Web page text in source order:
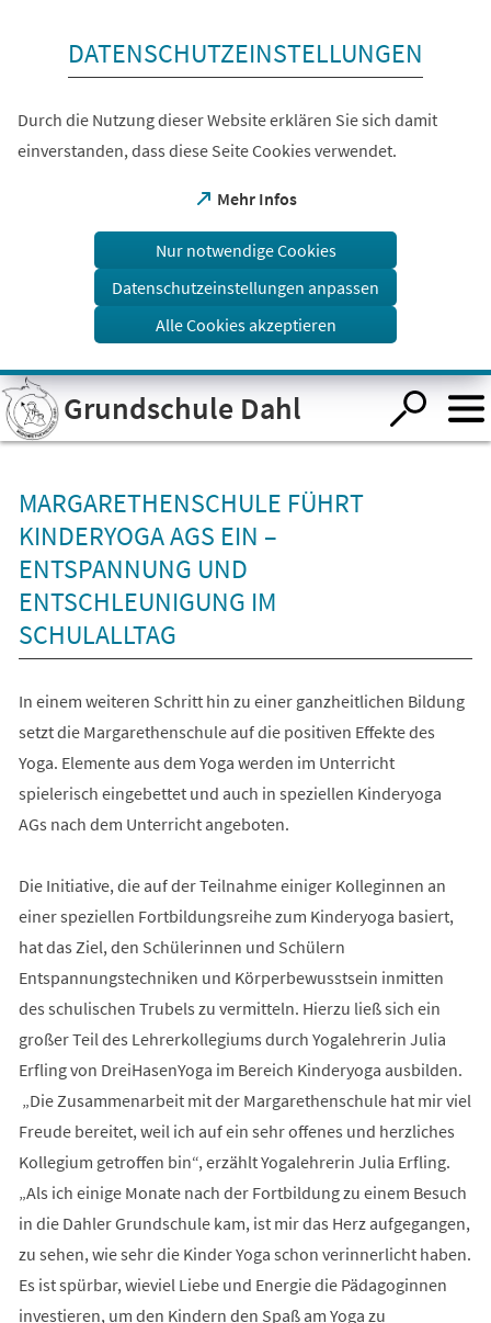
Visuelle
Assistenzsoftware
öffnen.
DATENSCHUTZEINSTELLUNGEN
Durch die Nutzung dieser Website erklären Sie sich damit
einverstanden, dass diese Seite Cookies verwendet.
Mehr Infos
(Öffnet
einem
Tab)
Nur notwendige Cookies
Datenschutzeinstellungen anpassen
Alle Cookies akzeptieren
Grundschule Dahl
MARGARETHENSCHULE FÜHRT
KINDERYOGA AGS EIN –
ENTSPANNUNG UND
ENTSCHLEUNIGUNG IM
SCHULALLTAG
In einem weiteren Schritt hin zu einer ganzheitlichen Bildung
setzt die Margarethenschule auf die positiven Effekte des
Yoga. Elemente aus dem Yoga werden im Unterricht
spielerisch eingebettet und auch in speziellen Kinderyoga
AGs nach dem Unterricht angeboten.
Die Initiative, die auf der Teilnahme einiger Kolleginnen an
einer speziellen Fortbildungsreihe zum Kinderyoga basiert,
hat das Ziel, den Schülerinnen und Schülern
Entspannungstechniken und Körperbewusstsein inmitten
des schulischen Trubels zu vermitteln. Hierzu ließ sich ein
großer Teil des Lehrerkollegiums durch Yogalehrerin Julia
Erfling von DreiHasenYoga im Bereich Kinderyoga ausbilden.
„Die Zusammenarbeit mit der Margarethenschule hat mir viel
Freude bereitet, weil ich auf ein sehr offenes und herzliches
Kollegium getroffen bin“, erzählt Yogalehrerin Julia Erfling.
„Als ich einige Monate nach der Fortbildung zu einem Besuch
in die Dahler Grundschule kam, ist mir das Herz aufgegangen,
zu sehen, wie sehr die Kinder Yoga schon verinnerlicht haben.
Es ist spürbar, wieviel Liebe und Energie die Pädagoginnen
investieren, um den Kindern den Spaß am Yoga zu